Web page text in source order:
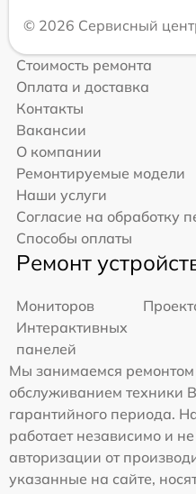
© 2026 Сервисный
Стоимость ремонта
Оплата и доставка
Контакты
Вакансии
О компании
Ремонтируемые модели
Наши услуги
Согласие на обработку
Способы оплаты
Ремонт
Мониторов
Интерактивных
панелей
Мы занимаемся ремонтом
обслуживанием техники
гарантийного периода.
работает независимо и
авторизации от
указанные на сайте,